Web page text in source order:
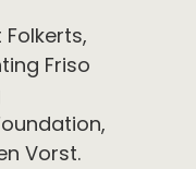
Friso
Vorst.